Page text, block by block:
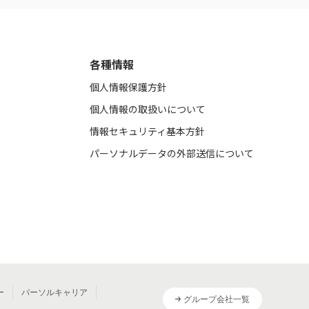
各種情報
個人情報保護方針
個人情報の取扱いについて
情報セキュリティ基本方針
パーソナルデータの外部送信について
パーソルキャリア
グループ会社一覧